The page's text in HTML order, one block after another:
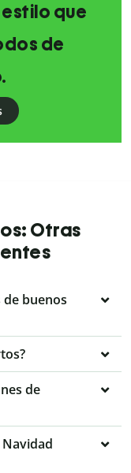
que
de
Otras
de buenos
de